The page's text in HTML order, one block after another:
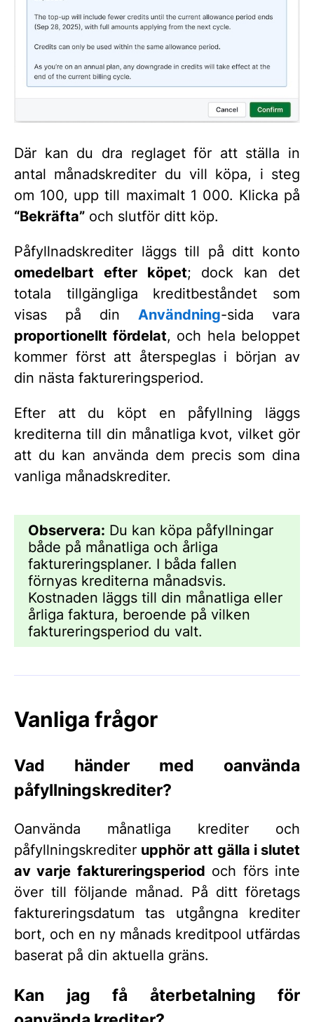
Där kan du dra reglaget för att ställa in
antal månadskrediter du vill köpa, i steg
om 100, upp till maximalt 1 000. Klicka på
“Bekräfta” och slutför ditt köp.
Påfyllnadskrediter läggs till på ditt konto
omedelbart efter köpet; dock kan det
totala tillgängliga kreditbeståndet som
visas på din Användning-sida vara
proportionellt fördelat, och hela beloppet
kommer först att återspeglas i början av
din nästa faktureringsperiod.
Efter att du köpt en påfyllning läggs
krediterna till din månatliga kvot, vilket gör
att du kan använda dem precis som dina
vanliga månadskrediter.
Observera: Du kan köpa påfyllningar
både på månatliga och årliga
faktureringsplaner. I båda fallen
förnyas krediterna månadsvis.
Kostnaden läggs till din månatliga eller
årliga faktura, beroende på vilken
faktureringsperiod du valt.
Vanliga frågor
Vad händer med oanvända
påfyllningskrediter?
Oanvända månatliga krediter och
påfyllningskrediter upphör att gälla i slutet
av varje faktureringsperiod och förs inte
över till följande månad. På ditt företags
faktureringsdatum tas utgångna krediter
bort, och en ny månads kreditpool utfärdas
baserat på din aktuella gräns.
Kan jag få återbetalning för